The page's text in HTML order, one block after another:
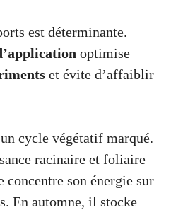
est déterminante.
optimise
et évite d’affaiblir
cycle végétatif marqué.
racinaire et foliaire
concentre son énergie sur
En automne, il stocke